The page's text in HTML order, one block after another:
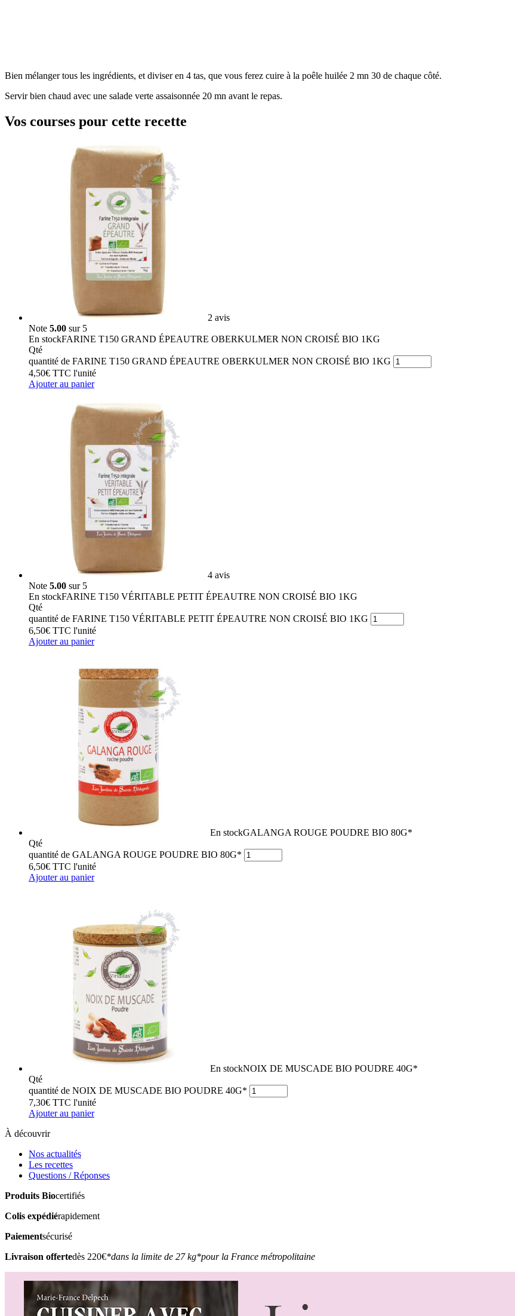
Bien mélanger tous les ingrédients, et diviser en 4 tas, que vous ferez cuire à la poêle huilée 2 mn 30 de chaque côté.
Servir bien chaud avec une salade verte assaisonnée 20 mn avant le repas.
Vos courses pour cette recette
2 avis
Note 5.00 sur 5
En stockFARINE T150 GRAND ÉPEAUTRE OBERKULMER NON CROISÉ BIO 1KG
Qté
quantité de FARINE T150 GRAND ÉPEAUTRE OBERKULMER NON CROISÉ BIO 1KG
4,50€ TTC l'unité
Ajouter au panier
4 avis
Note 5.00 sur 5
En stockFARINE T150 VÉRITABLE PETIT ÉPEAUTRE NON CROISÉ BIO 1KG
Qté
quantité de FARINE T150 VÉRITABLE PETIT ÉPEAUTRE NON CROISÉ BIO 1KG
6,50€ TTC l'unité
Ajouter au panier
En stockGALANGA ROUGE POUDRE BIO 80G*
Qté
quantité de GALANGA ROUGE POUDRE BIO 80G*
6,50€ TTC l'unité
Ajouter au panier
En stockNOIX DE MUSCADE BIO POUDRE 40G*
Qté
quantité de NOIX DE MUSCADE BIO POUDRE 40G*
7,30€ TTC l'unité
Ajouter au panier
À découvrir
Nos actualités
Les recettes
Questions / Réponses
Produits Biocertifiés
Colis expédiérapidement
Paiementsécurisé
Livraison offertedès 220€*dans la limite de 27 kg*pour la France métropolitaine